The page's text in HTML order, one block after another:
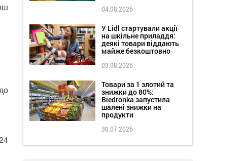
04.08.2026
У Lidl стартували акції
на шкільне приладдя:
деякі товари віддають
майже безкоштовно
03.08.2026
Товари за 1 злотий та
знижки до 80%:
Biedronka запустила
шалені знижки на
продукти
30.07.2026